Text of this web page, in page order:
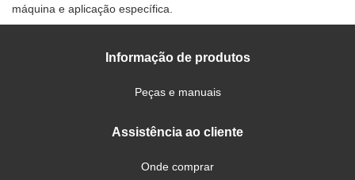
máquina e aplicação específica.
Informação de produtos
Peças e manuais
Assistência ao cliente
Onde comprar